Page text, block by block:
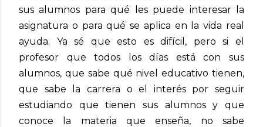
sus alumnos para qué les puede interesar la
asignatura o para qué se aplica en la vida real
ayuda. Ya sé que esto es difícil, pero si el
profesor que todos los días está con sus
alumnos, que sabe qué nivel educativo tienen,
que sabe la carrera o el interés por seguir
estudiando que tienen sus alumnos y que
conoce la materia que enseña, no sabe